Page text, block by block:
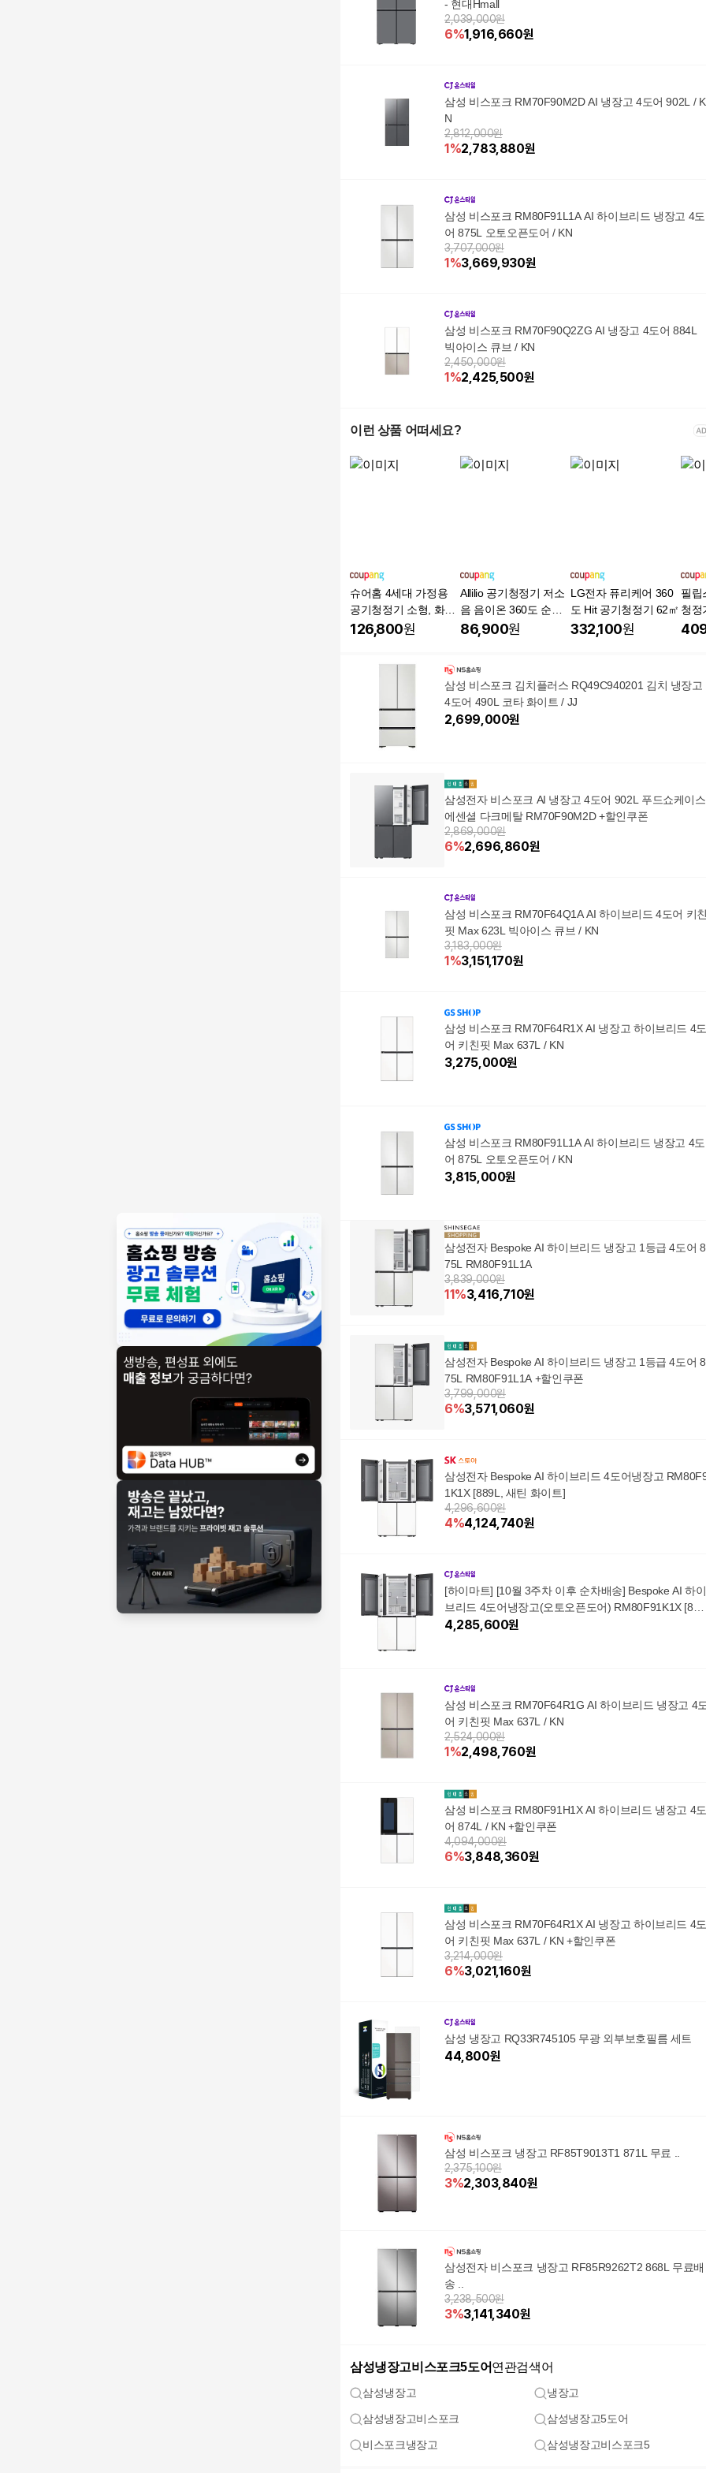
- 현대Hmall
2,039,000원
6%1,916,660원
삼성 비스포크 RM70F90M2D AI 냉장고 4도어 902L / K
N
2,812,000원
1%2,783,880원
삼성 비스포크 RM80F91L1A AI 하이브리드 냉장고 4도
어 875L 오토오픈도어 / KN
3,707,000원
1%3,669,930원
삼성 비스포크 RM70F90Q2ZG AI 냉장고 4도어 884L
빅아이스 큐브 / KN
2,450,000원
1%2,425,500원
이런 상품 어떠세요?
슈어홈 4세대 가정용
공기청정기 소형, 화이
트, 4세대 소형 공기청
126,800원
Allilio 공기청정기 저소
음 음이온 360도 순환
청정 거실 사무실 실내
86,900원
LG전자 퓨리케어 360
도 Hit 공기청정기 62㎡
332,100원
필립
청정
이지
삼성 비스포크 김치플러스 RQ49C940201 김치 냉장고
4도어 490L 코타 화이트 / JJ
2,699,000원
삼성전자 비스포크 AI 냉장고 4도어 902L 푸드쇼케이스
에센셜 다크메탈 RM70F90M2D +할인쿠폰
2,869,000원
6%2,696,860원
삼성 비스포크 RM70F64Q1A AI 하이브리드 4도어 키
핏 Max 623L 빅아이스 큐브 / KN
3,183,000원
1%3,151,170원
삼성 비스포크 RM70F64R1X AI 냉장고 하이브리드 4
어 키친핏 Max 637L / KN
3,275,000원
삼성 비스포크 RM80F91L1A AI 하이브리드 냉장고 4도
어 875L 오토오픈도어 / KN
3,815,000원
삼성전자 Bespoke AI 하이브리드 냉장고 1등급 4도어 8
75L RM80F91L1A
3,839,000원
11%3,416,710원
삼성전자 Bespoke AI 하이브리드 냉장고 1등급 4도어 8
75L RM80F91L1A +할인쿠폰
3,799,000원
6%3,571,060원
삼성전자 Bespoke AI 하이브리드 4도어냉장고
1K1X [889L, 새틴 화이트]
4,296,600원
4%4,124,740원
[하이마트] [10월 3주차 이후 순차배송] Bespoke AI 하이
브리드 4도어냉장고(오토오픈도어) RM80F91K1X [889
L, 새틴 화이트]
4,285,600원
삼성 비스포크 RM70F64R1G AI 하이브리드 냉장고 4
어 키친핏 Max 637L / KN
2,524,000원
1%2,498,760원
삼성 비스포크 RM80F91H1X AI 하이브리드 냉장고 4
어 874L / KN +할인쿠폰
4,094,000원
6%3,848,360원
삼성 비스포크 RM70F64R1X AI 냉장고 하이브리드 4
어 키친핏 Max 637L / KN +할인쿠폰
3,214,000원
6%3,021,160원
삼성 냉장고 RQ33R745105 무광 외부보호필름 세트
44,800원
삼성 비스포크 냉장고 RF85T9013T1 871L 무료 ..
2,375,100원
3%2,303,840원
삼성전자 비스포크 냉장고 RF85R9262T2 868L 무료배
송 ..
3,238,500원
3%3,141,340원
삼성냉장고비스포크5도어연관검색어
삼성냉장고 냉장고
삼성냉장고비스포크 삼성냉장고5도어
비스포크냉장고 삼성냉장고비스포크5